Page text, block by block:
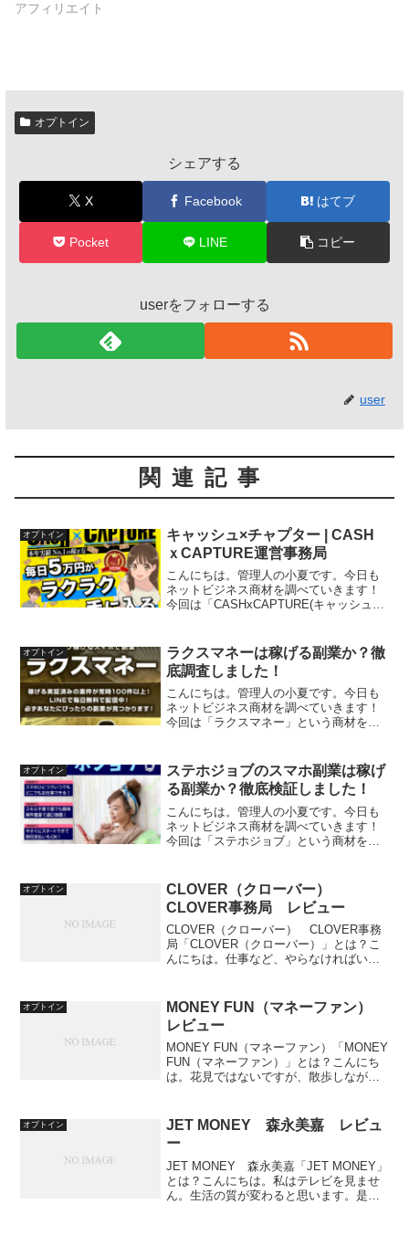
アフィリエイト
オプトイン
シェアする
X Facebook はてブ
Pocket LINE コピー
userをフォローする
user
関連記事
オプトイン
キャッシュ×チャプター | CASH
ｘCAPTURE運営事務局
こんにちは。管理人の小夏です。今日も
ネットビジネス商材を調べていきます！
今回は「CASHxCAPTURE(キャッシュ×
ター)」という商材をレビューしていきま
す。【毎日5...
オプトイン
ラクスマネーは稼げる副業か？徹
底調査しました！
こんにちは。管理人の小夏です。今日も
ネットビジネス商材を調べていきます！
今回は「ラクスマネー」という商材をレ
キャッチフレーズは本当でしょうか。私
は当ブログの執筆を通して...
オプトイン
ステホジョブのスマホ副業は稼げ
る副業か？徹底検証しました！
こんにちは。管理人の小夏です。今日も
ネットビジネス商材を調べていきます！
今回は「ステホジョブ」という商材をレ
ーズは本当でしょうか。私は当ブログの
執筆を通して多くの情...
オプトイン
CLOVER（クローバー）
CLOVER事務局 レビュー
CLOVER（クローバー） CLOVER事務
局「CLOVER（クローバー）」とは？こ
んにちは。仕事など、やらなければいけ
通のことです。しかし、一流と二流の差
はモチベーシ...
オプトイン
MONEY FUN（マネーファン）
レビュー
MONEY FUN（マネーファン）「MONEY
FUN（マネーファン）」とは？こんにち
は。花見ではないですが、散歩しながら
綺麗ですね。ちなみに夜桜も見たんです
オプトイン
JET MONEY 森永美嘉 レビュ
ー
JET MONEY 森永美嘉「JET MONEY」
とは？こんにちは。私はテレビを見ませ
ん。生活の質が変わると思います。是非